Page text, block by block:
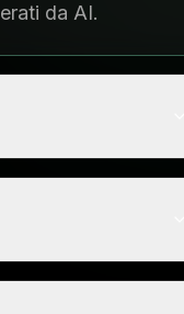
da AI.